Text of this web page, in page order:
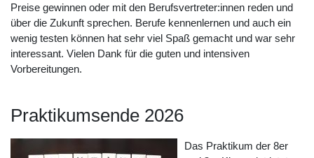
Preise gewinnen oder mit den Berufsvertreter:innen reden und
über die Zukunft sprechen. Berufe kennenlernen und auch ein
wenig testen können hat sehr viel Spaß gemacht und war sehr
interessant. Vielen Dank für die guten und intensiven
Vorbereitungen.
Praktikumsende 2026
Das Praktikum der 8er